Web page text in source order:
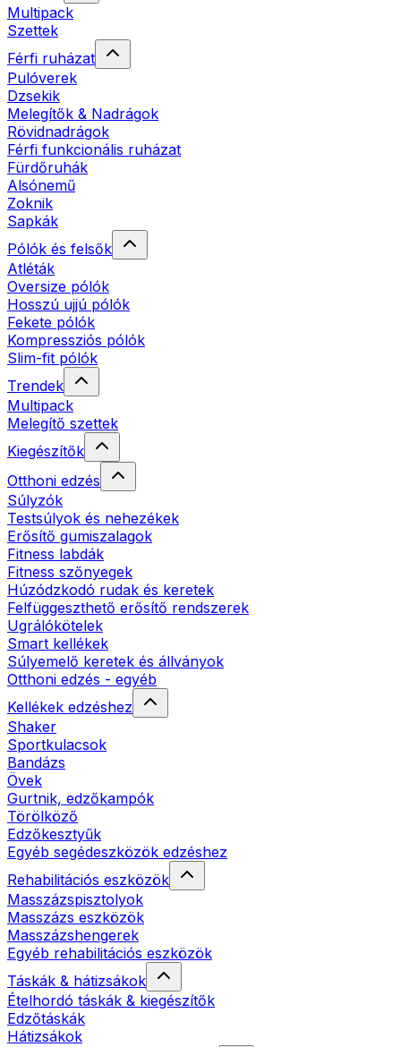
Multipack
Szettek
Férfi ruházat
Pulóverek
Dzsekik
Melegítők & Nadrágok
Rövidnadrágok
Férfi funkcionális ruházat
Fürdőruhák
Alsónemű
Zoknik
Sapkák
Pólók és felsők
Atléták
Oversize pólók
Hosszú ujjú pólók
Fekete pólók
Kompressziós pólók
Slim-fit pólók
Trendek
Multipack
Melegítő szettek
Kiegészítők
Otthoni edzés
Súlyzók
Testsúlyok és nehezékek
Erősítő gumiszalagok
Fitness labdák
Fitness szőnyegek
Húzódzkodó rudak és keretek
Felfüggeszthető erősítő rendszerek
Ugrálókötelek
Smart kellékek
Súlyemelő keretek és állványok
Otthoni edzés - egyéb
Kellékek edzéshez
Shaker
Sportkulacsok
Bandázs
Övek
Gurtnik, edzőkampók
Törölköző
Edzőkesztyűk
Egyéb segédeszközök edzéshez
Rehabilitációs eszközök
Masszázspisztolyok
Masszázs eszközök
Masszázshengerek
Egyéb rehabilitációs eszközök
Táskák & hátizsákok
Ételhordó táskák & kiegészítők
Edzőtáskák
Hátizsákok